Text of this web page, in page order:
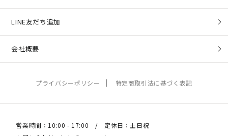
LINE友だち追加
会社概要
プライバシーポリシー 特定商取引法に基づく表記
営業時間：10:00 - 17:00 / 定休日：土日祝